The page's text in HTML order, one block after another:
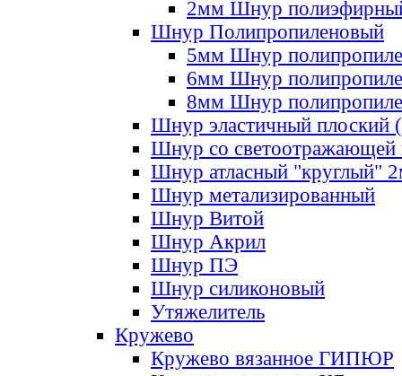
2мм Шнур
Шнур Полипропиленовый
5мм Шнур
6мм Шнур
8мм Шнур
Шнур эластичный плоский
Шнур со светоотражающей
Шнур атласный "круглый"
Шнур метализированный
Шнур Витой
Шнур Акрил
Шнур ПЭ
Шнур силиконовый
Утяжелитель
Кружево
Кружево вязанное ГИПЮР